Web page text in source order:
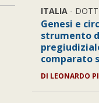
ITALIA -
Genesi e
strumento
comparato
DI LEONARDO